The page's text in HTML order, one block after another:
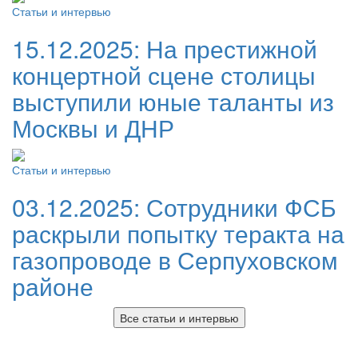
Статьи и интервью
15.12.2025: На престижной
концертной сцене столицы
выступили юные таланты из
Москвы и ДНР
Статьи и интервью
03.12.2025: Сотрудники ФСБ
раскрыли попытку теракта на
газопроводе в Серпуховском
районе
Все статьи и интервью